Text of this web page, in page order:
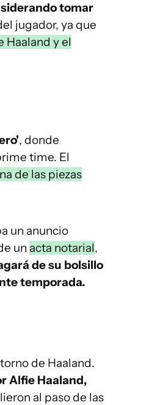
tomar
jugador, ya que
Haaland y el
, donde
time. El
de las piezas
un anuncio
un acta notarial,
de su bolsillo
temporada.
de Haaland.
Alfie Haaland,
al paso de las